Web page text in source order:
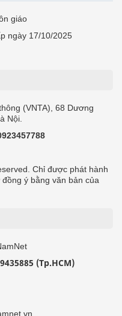
giáo
ngày 17/10/2025
(VNTA), 68 Dương
Nội.
Chỉ được phát hành
ý bằng văn bản của
(Tp.HCM)